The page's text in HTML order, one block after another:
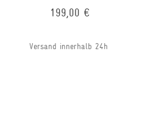
199,00 €
Versand innerhalb 24h